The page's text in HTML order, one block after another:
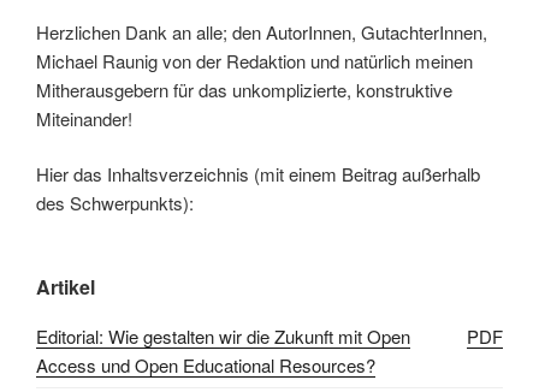
Herzlichen Dank an alle; den AutorInnen, GutachterInnen,
Michael Raunig von der Redaktion und natürlich meinen
Mitherausgebern für das unkomplizierte, konstruktive
Miteinander!
Hier das Inhaltsverzeichnis (mit einem Beitrag außerhalb
des Schwerpunkts):
Artikel
Editorial: Wie gestalten wir die Zukunft mit Open
Access und Open Educational Resources?
PDF